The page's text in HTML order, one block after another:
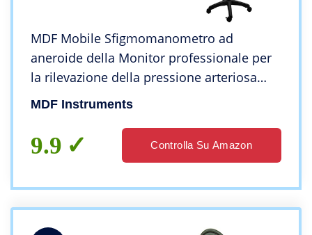
MDF Mobile Sfigmomanometro ad
aneroide della Monitor professionale per
la rilevazione della pressione arteriosa
(grande per adulti, adulti e Bambini) –
gratuite-a-vita – Blu marina (MDF830-04)
MDF Instruments
9.9 Controlla Su Amazon